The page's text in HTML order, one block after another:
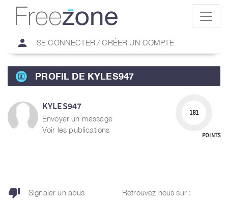
person SE CONNECTER / CRÉER UN COMPTE
PROFIL DE KYLES947
KYLES947
Envoyer un message
Voir les publications
181
POINTS
thumb_down Signaler un abus Retrouvez nous sur :